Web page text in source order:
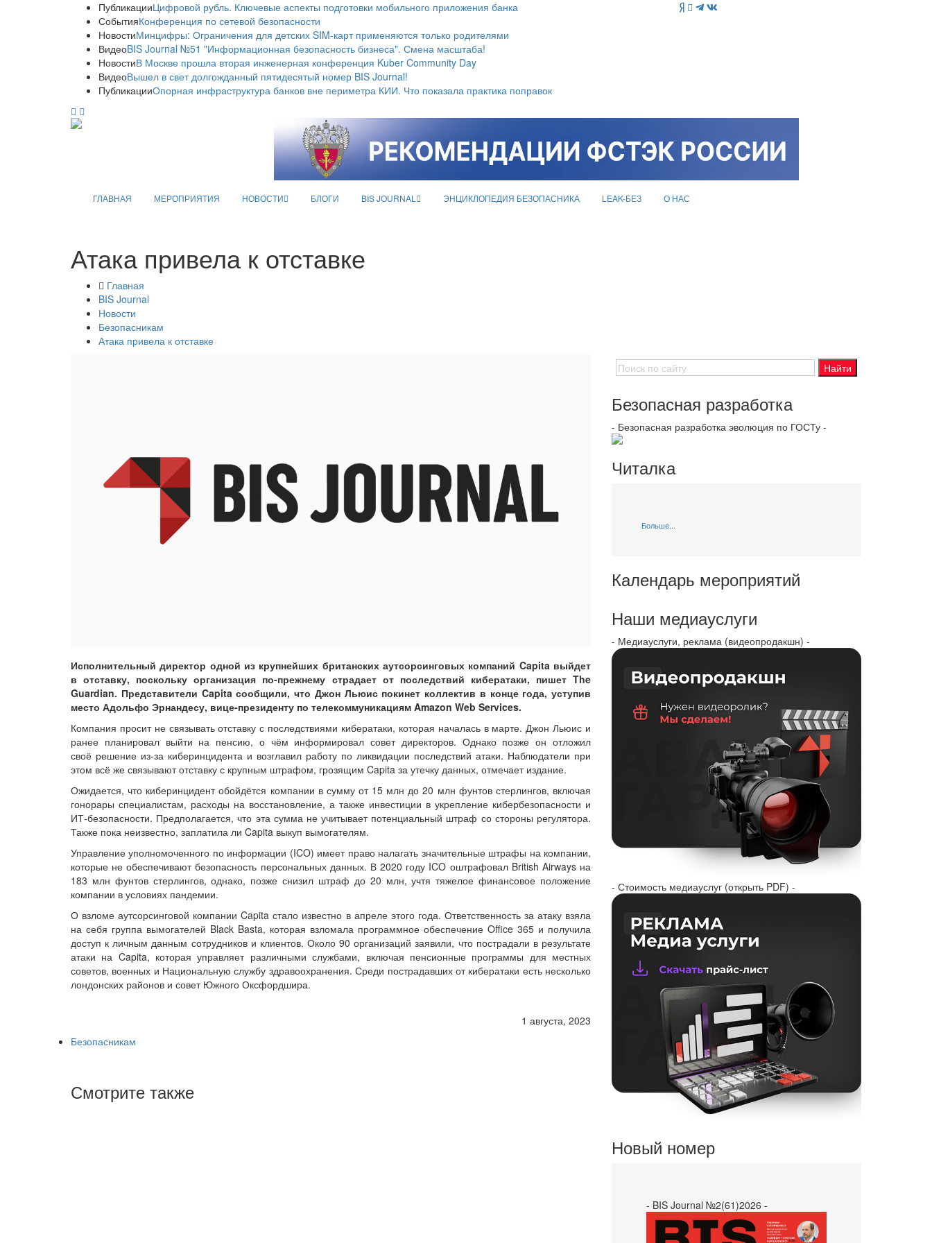
ПубликацииЦифровой рубль. Ключевые аспекты подготовки мобильного приложения банка
СобытияКонференция по сетевой безопасности
НовостиМинцифры: Ограничения для детских SIM-карт применяются только родителями
ВидеоBIS Journal №51 "Информационная безопасность бизнеса". Смена масштаба!
НовостиВ Москве прошла вторая инженерная конференция Kuber Community Day
ВидеоВышел в свет долгожданный пятидесятый номер BIS Journal!
ПубликацииОпорная инфраструктура банков вне периметра КИИ. Что показала практика поправок
ГЛАВНАЯ МЕРОПРИЯТИЯ НОВОСТИ БЛОГИ BIS JOURNAL ЭНЦИКЛОПЕДИЯ БЕЗОПАСНИКА LEAK-БЕЗ О НАС
Атака привела к отставке
Главная
BIS Journal
Новости
Безопасникам
Атака привела к отставке
Исполнительный директор одной из крупнейших британских аутсорсинговых компаний Capita выйдет
в отставку, поскольку организация по-прежнему страдает от последствий кибератаки, пишет The
Guardian. Представители Capita сообщили, что Джон Льюис покинет коллектив в конце года, уступив
место Адольфо Эрнандесу, вице-президенту по телекоммуникациям Amazon Web Services.
Компания просит не связывать отставку с последствиями кибератаки, которая началась в марте. Джон Льюис и
ранее планировал выйти на пенсию, о чём информировал совет директоров. Однако позже он отложил
своё решение из-за киберинцидента и возглавил работу по ликвидации последствий атаки. Наблюдатели при
этом всё же связывают отставку с крупным штрафом, грозящим Capita за утечку данных, отмечает издание.
Ожидается, что киберинцидент обойдётся компании в сумму от 15 млн до 20 млн фунтов стерлингов, включая
гонорары специалистам, расходы на восстановление, а также инвестиции в укрепление кибербезопасности и
ИТ-безопасности. Предполагается, что эта сумма не учитывает потенциальный штраф со стороны регулятора.
Также пока неизвестно, заплатила ли Capita выкуп вымогателям.
Управление уполномоченного по информации (ICO) имеет право налагать значительные штрафы на компании,
которые не обеспечивают безопасность персональных данных. В 2020 году ICO оштрафовал British Airways на
183 млн фунтов стерлингов, однако, позже снизил штраф до 20 млн, учтя тяжелое финансовое положение
компании в условиях пандемии.
О взломе аутсорсинговой компании Capita стало известно в апреле этого года. Ответственность за атаку взяла
на себя группа вымогателей Black Basta, которая взломала программное обеспечение Office 365 и получила
доступ к личным данным сотрудников и клиентов. Около 90 организаций заявили, что пострадали в результате
атаки на Capita, которая управляет различными службами, включая пенсионные программы для местных
советов, военных и Национальную службу здравоохранения. Среди пострадавших от кибератаки есть несколько
лондонских районов и совет Южного Оксфордшира.
1 августа, 2023
Безопасникам
Смотрите также
Безопасная разработка
- Безопасная разработка эволюция по ГОСТу -
Читалка
Больше...
Календарь мероприятий
Наши медиауслуги
- Медиауслуги, реклама (видеопродакшн) -
- Стоимость медиауслуг (открыть PDF) -
Новый номер
- BIS Journal №2(61)2026 -